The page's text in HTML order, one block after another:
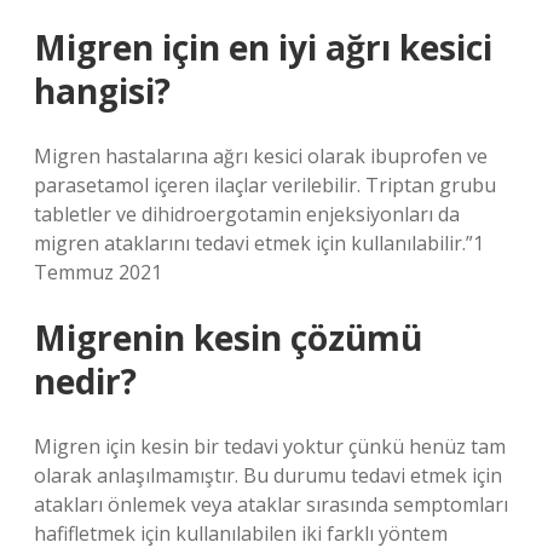
Migren için en iyi ağrı kesici
hangisi?
Migren hastalarına ağrı kesici olarak ibuprofen ve
parasetamol içeren ilaçlar verilebilir. Triptan grubu
tabletler ve dihidroergotamin enjeksiyonları da
migren ataklarını tedavi etmek için kullanılabilir.”1
Temmuz 2021
Migrenin kesin çözümü
nedir?
Migren için kesin bir tedavi yoktur çünkü henüz tam
olarak anlaşılmamıştır. Bu durumu tedavi etmek için
atakları önlemek veya ataklar sırasında semptomları
hafifletmek için kullanılabilen iki farklı yöntem